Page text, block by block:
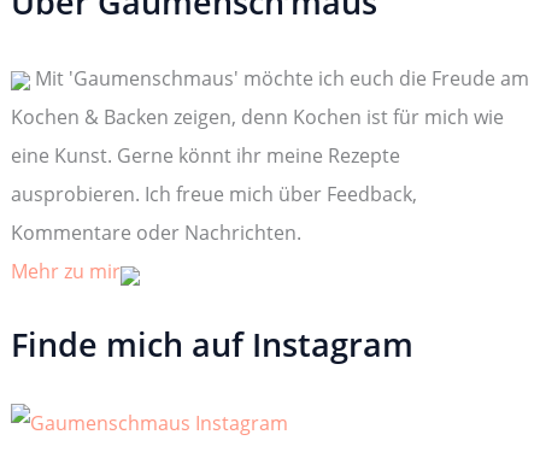
e
a
c
h
:
Mit 'Gaumenschmaus' möchte ich euch die Freude am
Kochen & Backen zeigen, denn Kochen ist für mich wie
eine Kunst. Gerne könnt ihr meine Rezepte
ausprobieren. Ich freue mich über Feedback,
Kommentare oder Nachrichten.
Mehr zu mir
Finde mich auf Instagram